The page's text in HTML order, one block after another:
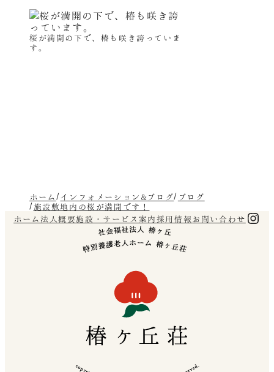
桜が満開の下で、椿も咲き誇っていま
す。
ホーム インフォメーション&ブログ
ブログ
施設敷地内の桜が満開です！
ホーム 法人概要施設・サービス案内採用情報 お問い合わせ